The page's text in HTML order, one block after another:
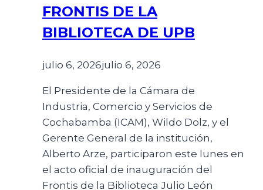
FRONTIS DE LA
BIBLIOTECA DE UPB
julio 6, 2026julio 6, 2026
El Presidente de la Cámara de
Industria, Comercio y Servicios de
Cochabamba (ICAM), Wildo Dolz, y el
Gerente General de la institución,
Alberto Arze, participaron este lunes en
el acto oficial de inauguración del
Frontis de la Biblioteca Julio León